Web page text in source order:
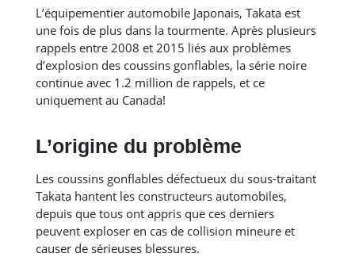
L’équipementier automobile Japonais, Takata est
une fois de plus dans la tourmente. Après plusieurs
rappels entre 2008 et 2015 liés aux problèmes
d’explosion des coussins gonflables, la série noire
continue avec 1.2 million de rappels, et ce
uniquement au Canada!
L’origine du problème
Les coussins gonflables défectueux du sous-traitant
Takata hantent les constructeurs automobiles,
depuis que tous ont appris que ces derniers
peuvent exploser en cas de collision mineure et
causer de sérieuses blessures.